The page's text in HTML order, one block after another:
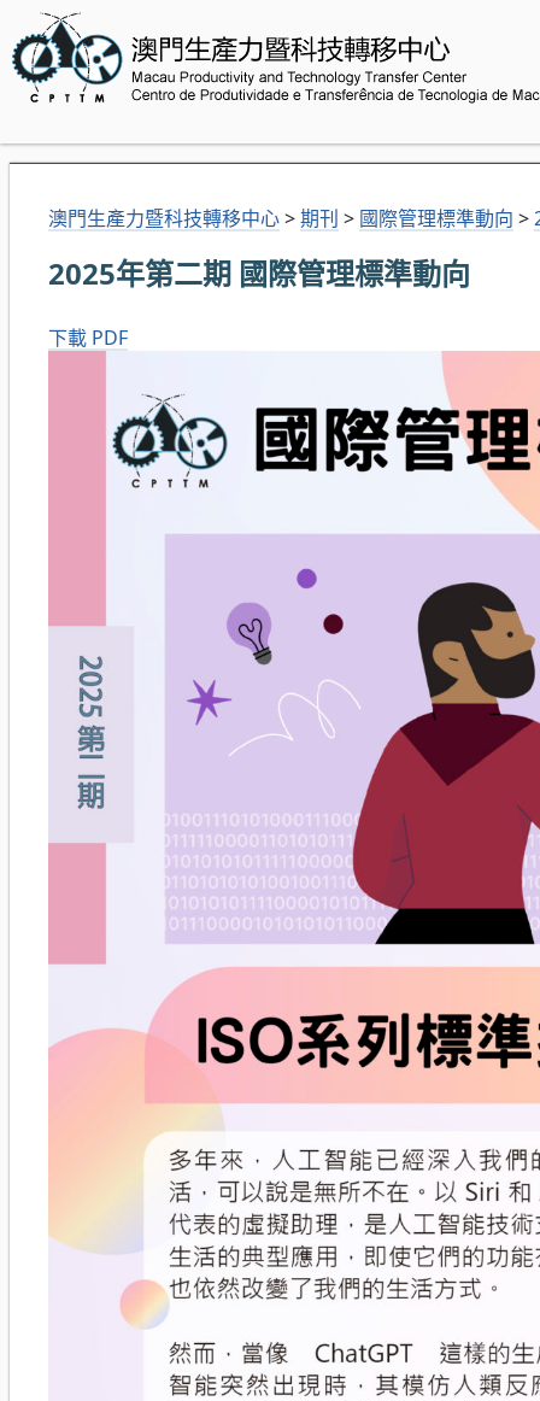
澳門生產力暨科技轉移中心>期刊 > 國際管理標準動向 >
2025年第二期 國際管理標準動向
下載 PDF